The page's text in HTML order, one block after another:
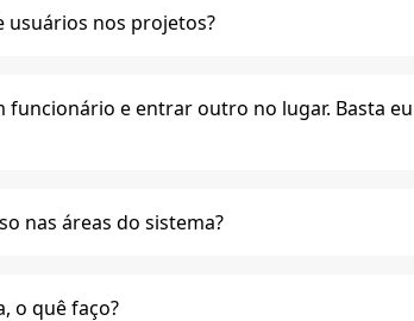
usuários nos projetos?
funcionário e entrar outro no lugar. Basta
nas áreas do sistema?
o quê faço?